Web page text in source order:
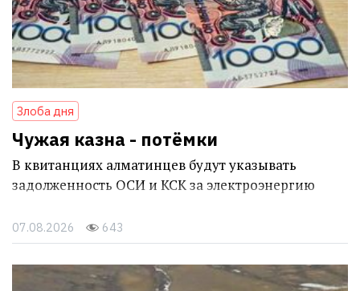
Злоба дня
Чужая казна - потёмки
В квитанциях алматинцев будут указывать
задолженность ОСИ и КСК за электроэнергию
07.08.2026 643